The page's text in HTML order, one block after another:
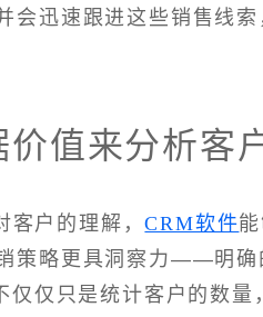
会迅速跟进这些销售线
值来分析客
客户的理解，CRM软件
策略更具洞察力——明确
仅仅只是统计客户的数